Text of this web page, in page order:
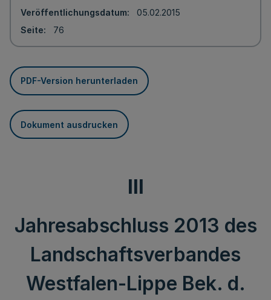
Veröffentlichungsdatum
05.02.2015
Seite
76
PDF-Version herunterladen
Dokument ausdrucken
III
Jahresabschluss 2013 des
Landschaftsverbandes
Westfalen-Lippe Bek. d.